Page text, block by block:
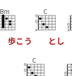
Bm
歩こ う
C
と し
C